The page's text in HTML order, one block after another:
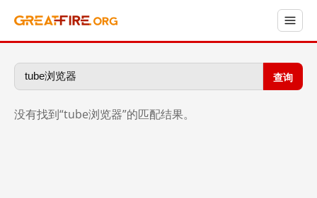
查询
没有找到“tube浏览器”的匹配结果。